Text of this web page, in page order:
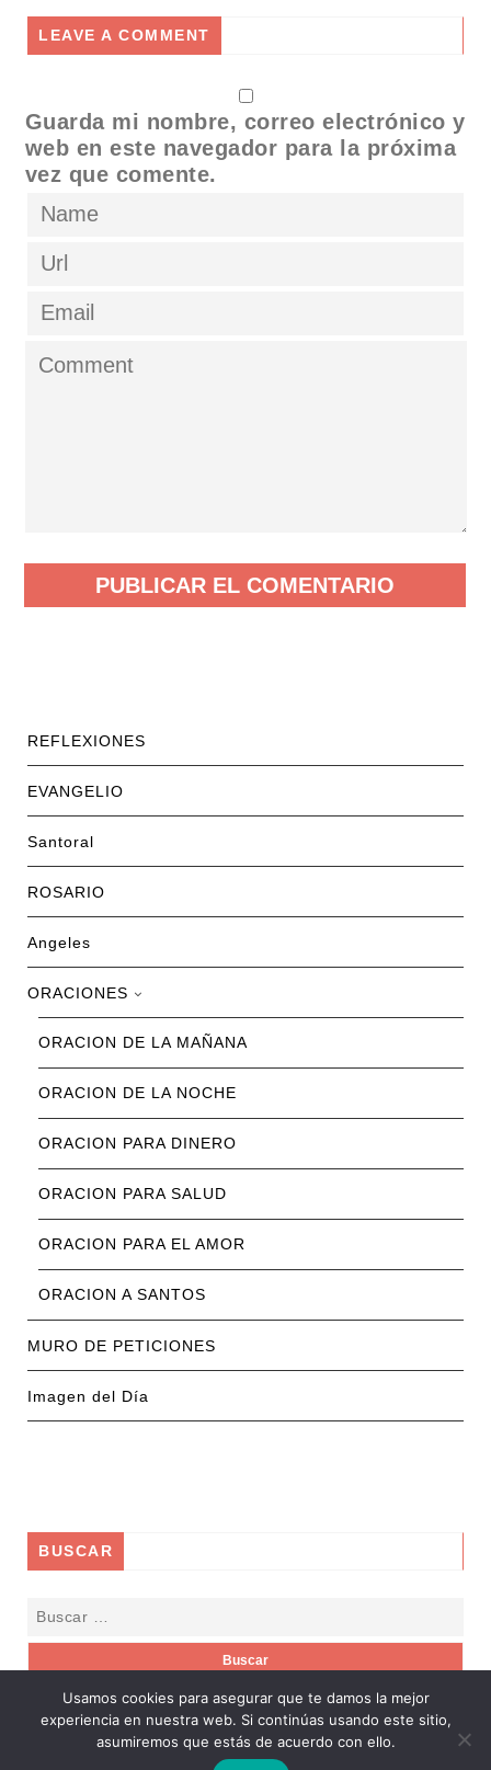
LEAVE A COMMENT
Guarda mi nombre, correo electrónico y
web en este navegador para la próxima
vez que comente.
REFLEXIONES
EVANGELIO
Santoral
ROSARIO
Angeles
ORACIONES
ORACION DE LA MAÑANA
ORACION DE LA NOCHE
ORACION PARA DINERO
ORACION PARA SALUD
ORACION PARA EL AMOR
ORACION A SANTOS
MURO DE PETICIONES
Imagen del Día
BUSCAR
Usamos cookies para asegurar que te damos la mejor
experiencia en nuestra web. Si continúas usando este sitio,
asumiremos que estás de acuerdo con ello.